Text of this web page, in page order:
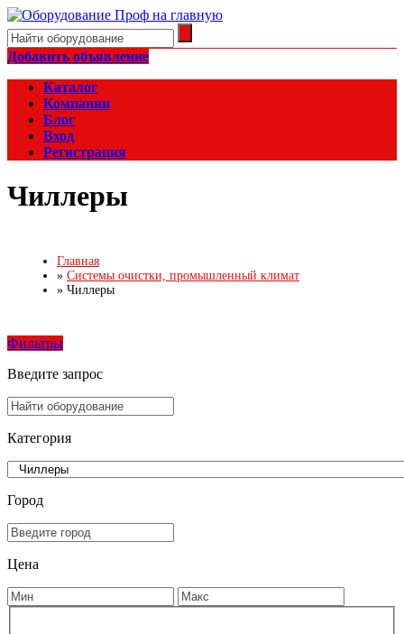
Добавить объявление
Каталог
Компании
Блог
Вход
Регистрация
Чиллеры
Главная
» Системы очистки, промышленный климат
» Чиллеры
Фильтры
Введите запрос
Категория
Город
Цена